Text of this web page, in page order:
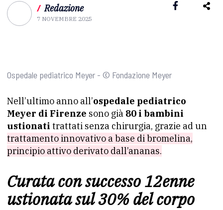
/ Redazione
7 NOVEMBRE 2025
Ospedale pediatrico Meyer - © Fondazione Meyer
Nell’ultimo anno all’ospedale pediatrico
Meyer di Firenze sono già 80 i bambini
ustionati trattati senza chirurgia, grazie ad un
trattamento innovativo a base di bromelina,
principio attivo derivato dall’ananas.
Curata con successo 12enne
ustionata sul 30% del corpo